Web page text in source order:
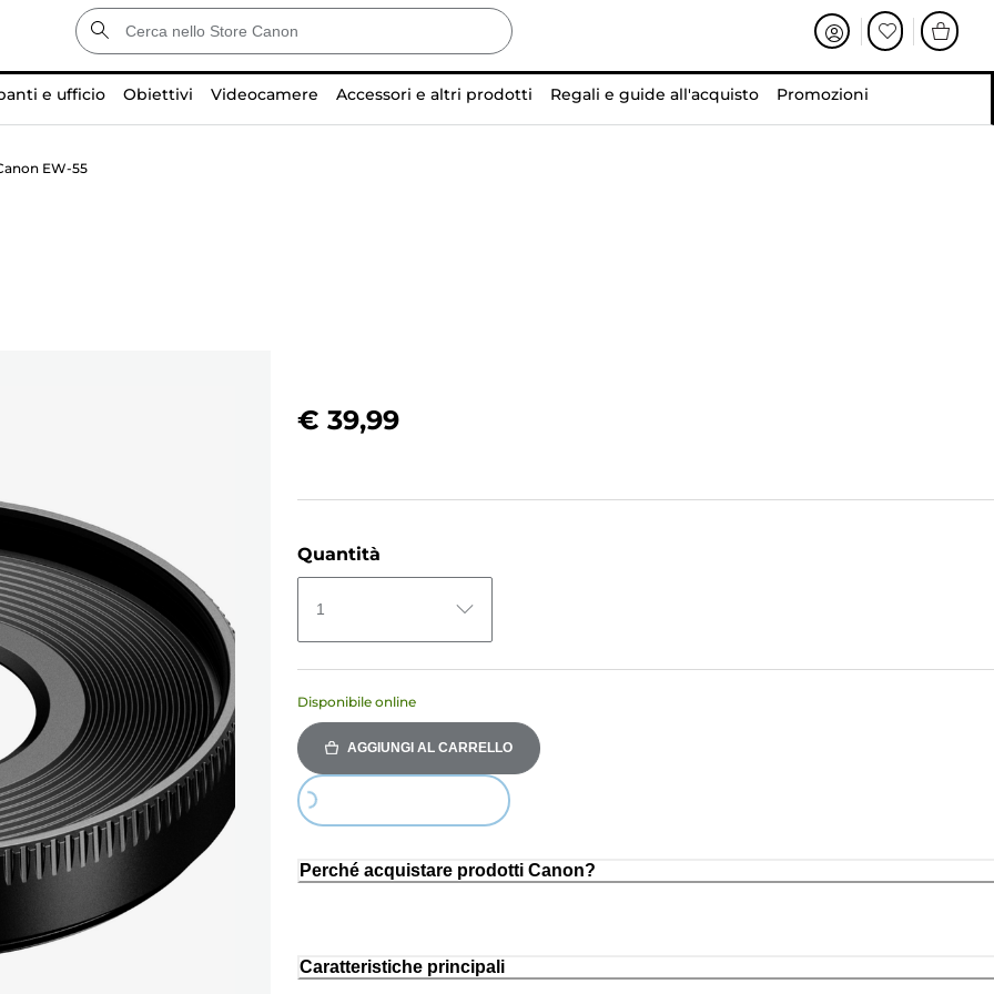
e ufficio Obiettivi Videocamere Accessori e altri prodotti Regali e guide all'acquisto Promozioni
EW-55
€ 39,99
Quantità
1
Disponibile online
AGGIUNGI AL CARRELLO
Loading...
Perché acquistare prodotti Canon?
Caratteristiche principali